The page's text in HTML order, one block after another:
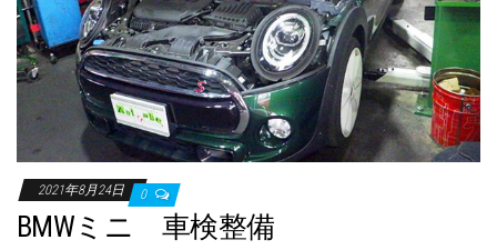
2021年8月24日 0
BMWミニ 車検整備